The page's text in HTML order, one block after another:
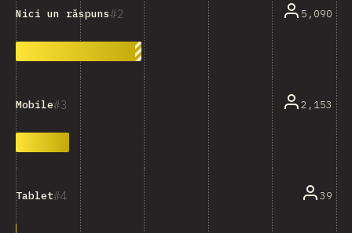
2
Nici un răspuns 5,090
3
Mobile 2,153
4
Tablet 39